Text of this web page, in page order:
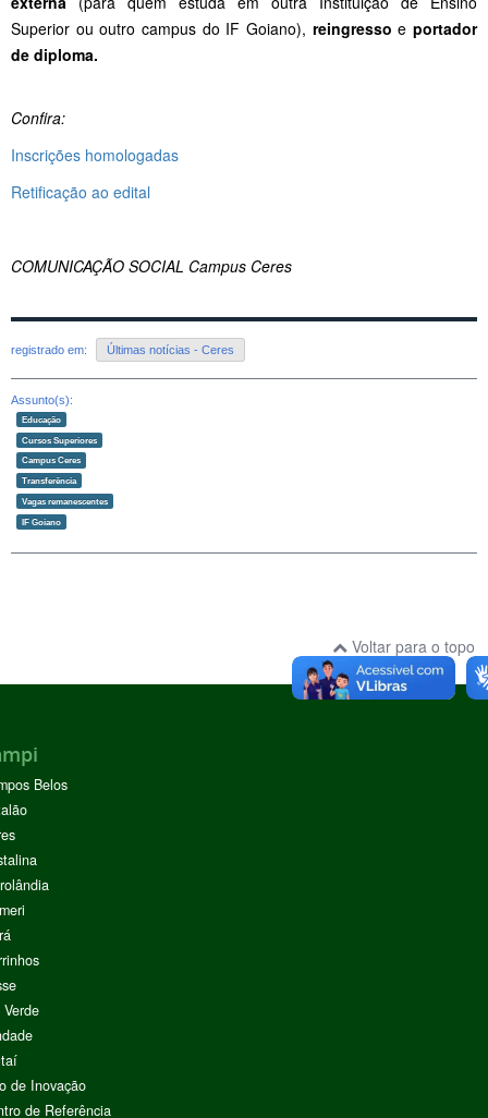
Superior ou outro campus do IF Goiano), reingresso e portador
de diploma.
Confira:
Inscrições homologadas
Retificação ao edital
COMUNICAÇÃO SOCIAL Campus Ceres
registrado em: Últimas notícias - Ceres
Assunto(s):
Educação
Cursos Superiores
Campus Ceres
Transferência
Vagas remanescentes
IF Goiano
Voltar para o topo
Belos
de Inovação
de Referência